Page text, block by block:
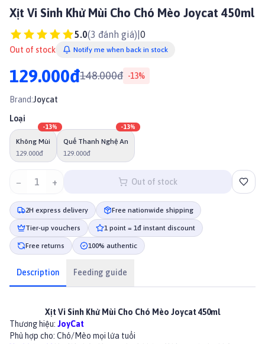
Xịt Vi Sinh Khử Mùi Cho Chó Mèo Joycat 450ml
5.0(3 đánh giá) 0
Out of stock Notify me when back in stock
129.000đ148.000đ -13%
Brand:Joycat
Loại
Không Mùi
129.000đ
-13%
Quế Thanh Nghệ An
129.000đ
-13%
− 1 + Out of stock
2H express delivery Free nationwide shipping
Tier-up vouchers 1 point = 1đ instant discount
Free returns 100% authentic
Description Feeding guide
Xịt Vi Sinh Khử Mùi Cho Chó Mèo Joycat 450ml
Thương hiệu: JoyCat
Phù hợp cho: Chó/Mèo mọi lứa tuổi